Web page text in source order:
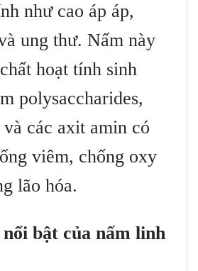
như cao áp áp,
ung thư. Nấm này
hoạt tính sinh
polysaccharides,
các axit amin có
viêm, chống oxy
lão hóa.
bật của nấm linh